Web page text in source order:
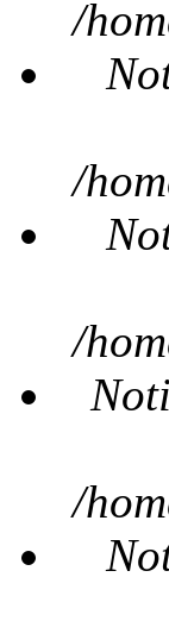
/
/
/
/